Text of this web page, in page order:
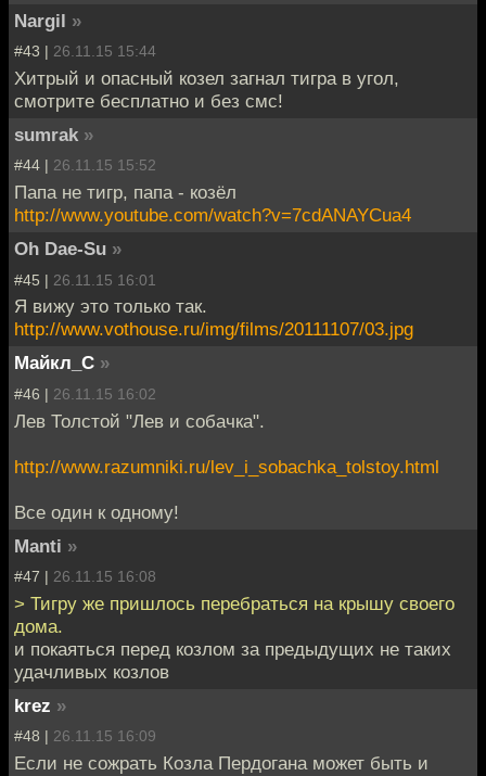
Nargil »
#43 | 26.11.15 15:44
Хитрый и опасный козел загнал тигра в угол,
смотрите бесплатно и без смс!
sumrаk »
#44 | 26.11.15 15:52
Папа не тигр, папа - козёл
http://www.youtube.com/watch?v=7cdANAYCua4
Oh Dae-Su »
#45 | 26.11.15 16:01
Я вижу это только так.
http://www.vothouse.ru/img/films/20111107/03.jpg
Майкл_С »
#46 | 26.11.15 16:02
Лев Толстой "Лев и собачка".
http://www.razumniki.ru/lev_i_sobachka_tolstoy.html
Все один к одному!
Manti »
#47 | 26.11.15 16:08
> Тигру же пришлось перебраться на крышу своего
дома.
и покаяться перед козлом за предыдущих не таких
удачливых козлов
krez »
#48 | 26.11.15 16:09
Если не сожрать Козла Пердогана может быть и